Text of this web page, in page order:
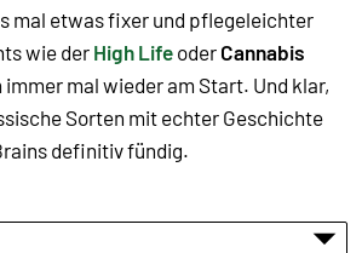
mal etwas fixer und pflegeleichter
wie der High Life oder Cannabis
immer mal wieder am Start. Und klar,
Sorten mit echter Geschichte
definitiv fündig.